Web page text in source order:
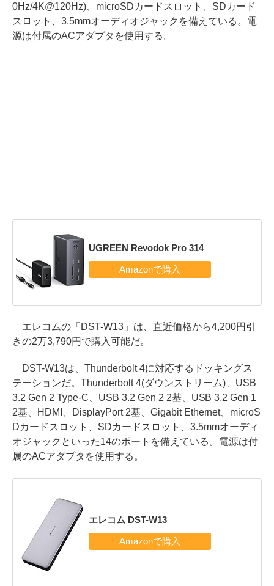
0Hz/4K@120Hz)、microSDカードスロット、SDカード
スロット、3.5mmオーディオジャックを備えている。電
源は付属のACアダプタを使用する。
UGREEN Revodok Pro 314
エレコムの「DST-W13」は、直近価格から4,200円引
きの2万3,790円で購入可能だ。
DST-W13は、Thunderbolt 4に対応するドッキングス
テーションだ。Thunderbolt 4(ダウンストリーム)、USB
3.2 Gen 2 Type-C、USB 3.2 Gen 2 2基、USB 3.2 Gen 1
2基、HDMI、DisplayPort 2基、Gigabit Ethernet、microS
Dカードスロット、SDカードスロット、3.5mmオーディ
オジャックといった14のポートを備えている。電源は付
属のACアダプタを使用する。
エレコム DST-W13